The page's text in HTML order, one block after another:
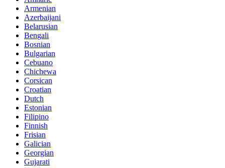
Armenian
Azerbaijani
Belarusian
Bengali
Bosnian
Bulgarian
Cebuano
Chichewa
Corsican
Croatian
Dutch
Estonian
Filipino
Finnish
Frisian
Galician
Georgian
Gujarati